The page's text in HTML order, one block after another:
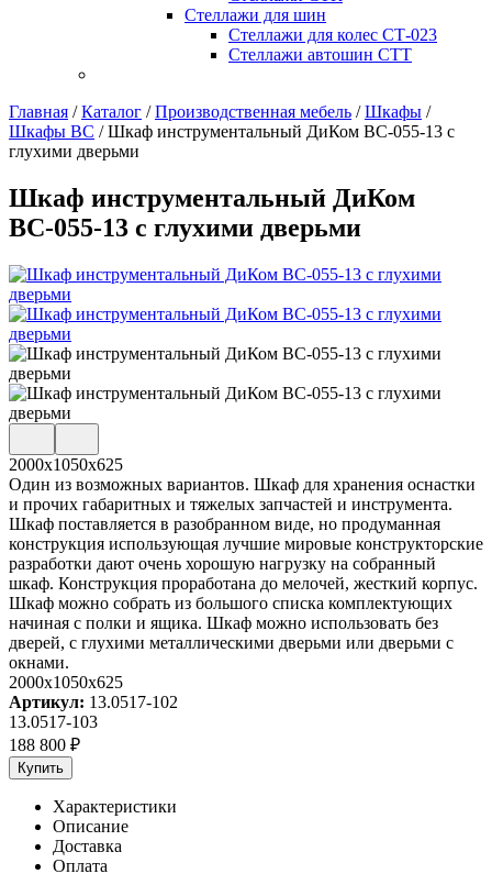
Стеллажи для шин
Стеллажи для колес СТ-023
Стеллажи автошин СТТ
Главная /Каталог /Производственная мебель /Шкафы /
Шкафы ВС /Шкаф инструментальный ДиКом ВС-055-13 с
глухими дверьми
Шкаф инструментальный ДиКом
ВС-055-13 с глухими дверьми
2000х1050х625
Один из возможных вариантов. Шкаф для хранения оснастки
и прочих габаритных и тяжелых запчастей и инструмента.
Шкаф поставляется в разобранном виде, но продуманная
конструкция использующая лучшие мировые конструкторские
разработки дают очень хорошую нагрузку на собранный
шкаф. Конструкция проработана до мелочей, жесткий корпус.
Шкаф можно собрать из большого списка комплектующих
начиная с полки и ящика. Шкаф можно использовать без
дверей, с глухими металлическими дверьми или дверьми с
окнами.
2000x1050x625
Артикул: 13.0517-102
13.0517-103
188 800 ₽
Купить
Характеристики
Описание
Доставка
Оплата